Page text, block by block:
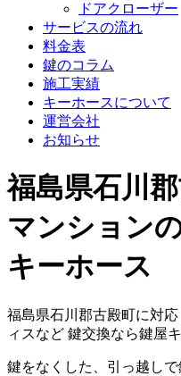
ドアクローザー
サービスの流れ
料金表
鍵のコラム
施工実績
キーホースについて
運営会社
お知らせ
福島県石川
マンション
キーホース
福島県石川郡古殿町に対応
ィスなど 鍵交換なら鍵屋
鍵をなくした、引っ越し